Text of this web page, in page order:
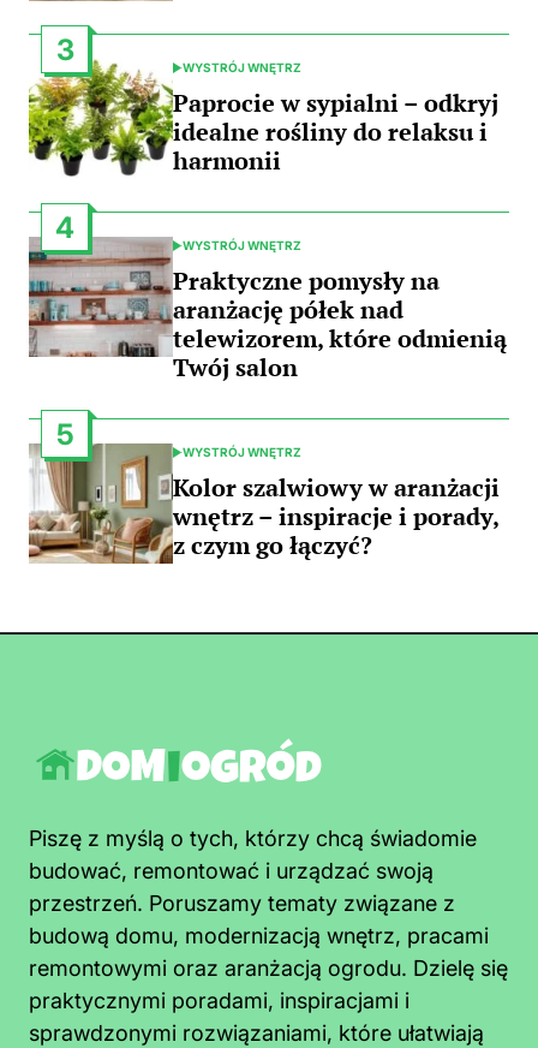
3
POSTED
IN
WYSTRÓJ WNĘTRZ
Paprocie w sypialni – odkryj
idealne rośliny do relaksu i
harmonii
4
POSTED
IN
WYSTRÓJ WNĘTRZ
Praktyczne pomysły na
aranżację półek nad
telewizorem, które odmienią
Twój salon
5
POSTED
IN
WYSTRÓJ WNĘTRZ
Kolor szalwiowy w aranżacji
wnętrz – inspiracje i porady,
z czym go łączyć?
Piszę z myślą o tych, którzy chcą świadomie
budować, remontować i urządzać swoją
przestrzeń. Poruszamy tematy związane z
budową domu, modernizacją wnętrz, pracami
remontowymi oraz aranżacją ogrodu. Dzielę się
praktycznymi poradami, inspiracjami i
sprawdzonymi rozwiązaniami, które ułatwiają